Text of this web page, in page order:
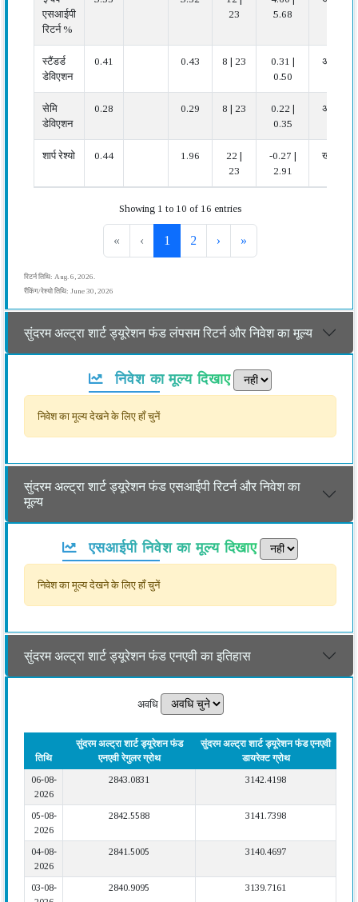
एसआईपी
रिटर्न %
23
5.68
स्टैंडर्ड
डेविएशन
0.41 0.43 8 | 23
0.31 |
0.50
अच्छा
सेमि
डेविएशन
0.28 0.29 8 | 23
0.22 |
0.35
अच्छा
शार्प रेश्यो 0.44 1.96
22 |
23
-0.27 |
2.91
खराब
Showing 1 to 10 of 16 entries
« ‹ 1 2 › »
रिटर्न तिथि: Aug. 6, 2026.
रैंकिंग/रेश्यो तिथि: June 30, 2026
सुंदरम अल्ट्रा शार्ट ड्यूरेशन फंड लंपसम रिटर्न और निवेश का मूल्य
निवेश का मूल्य दिखाए
निवेश का मूल्य देखने के लिए हाँ चुनें
सुंदरम अल्ट्रा शार्ट ड्यूरेशन फंड एसआईपी रिटर्न और निवेश का
मूल्य
एसआईपी निवेश का मूल्य दिखाए
निवेश का मूल्य देखने के लिए हाँ चुनें
सुंदरम अल्ट्रा शार्ट ड्यूरेशन फंड एनएवी का इतिहास
अवधि
तिथि
सुंदरम अल्ट्रा शार्ट ड्यूरेशन फंड
एनएवी रेगुलर ग्रोथ
सुंदरम अल्ट्रा शार्ट ड्यूरेशन फंड एनएवी
डायरेक्ट ग्रोथ
06-08-
2026
2843.0831 3142.4198
05-08-
2026
2842.5588 3141.7398
04-08-
2026
2841.5005 3140.4697
03-08-
2840.9095 3139.7161